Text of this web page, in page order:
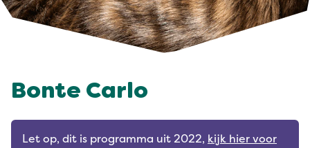
Bonte Carlo
Let op, dit is programma uit 2022, kijk hier voor